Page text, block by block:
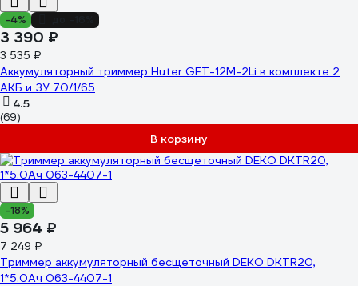
-4%
3 390 ₽
3 535 ₽
Аккумуляторный триммер Huter GET-12M-2Li в комплекте 2
АКБ и ЗУ 70/1/65
4.5
(69)
В корзину
-18%
5 964 ₽
7 249 ₽
Триммер аккумуляторный бесщеточный DEKO DKTR20,
1*5.0Ач 063-4407-1